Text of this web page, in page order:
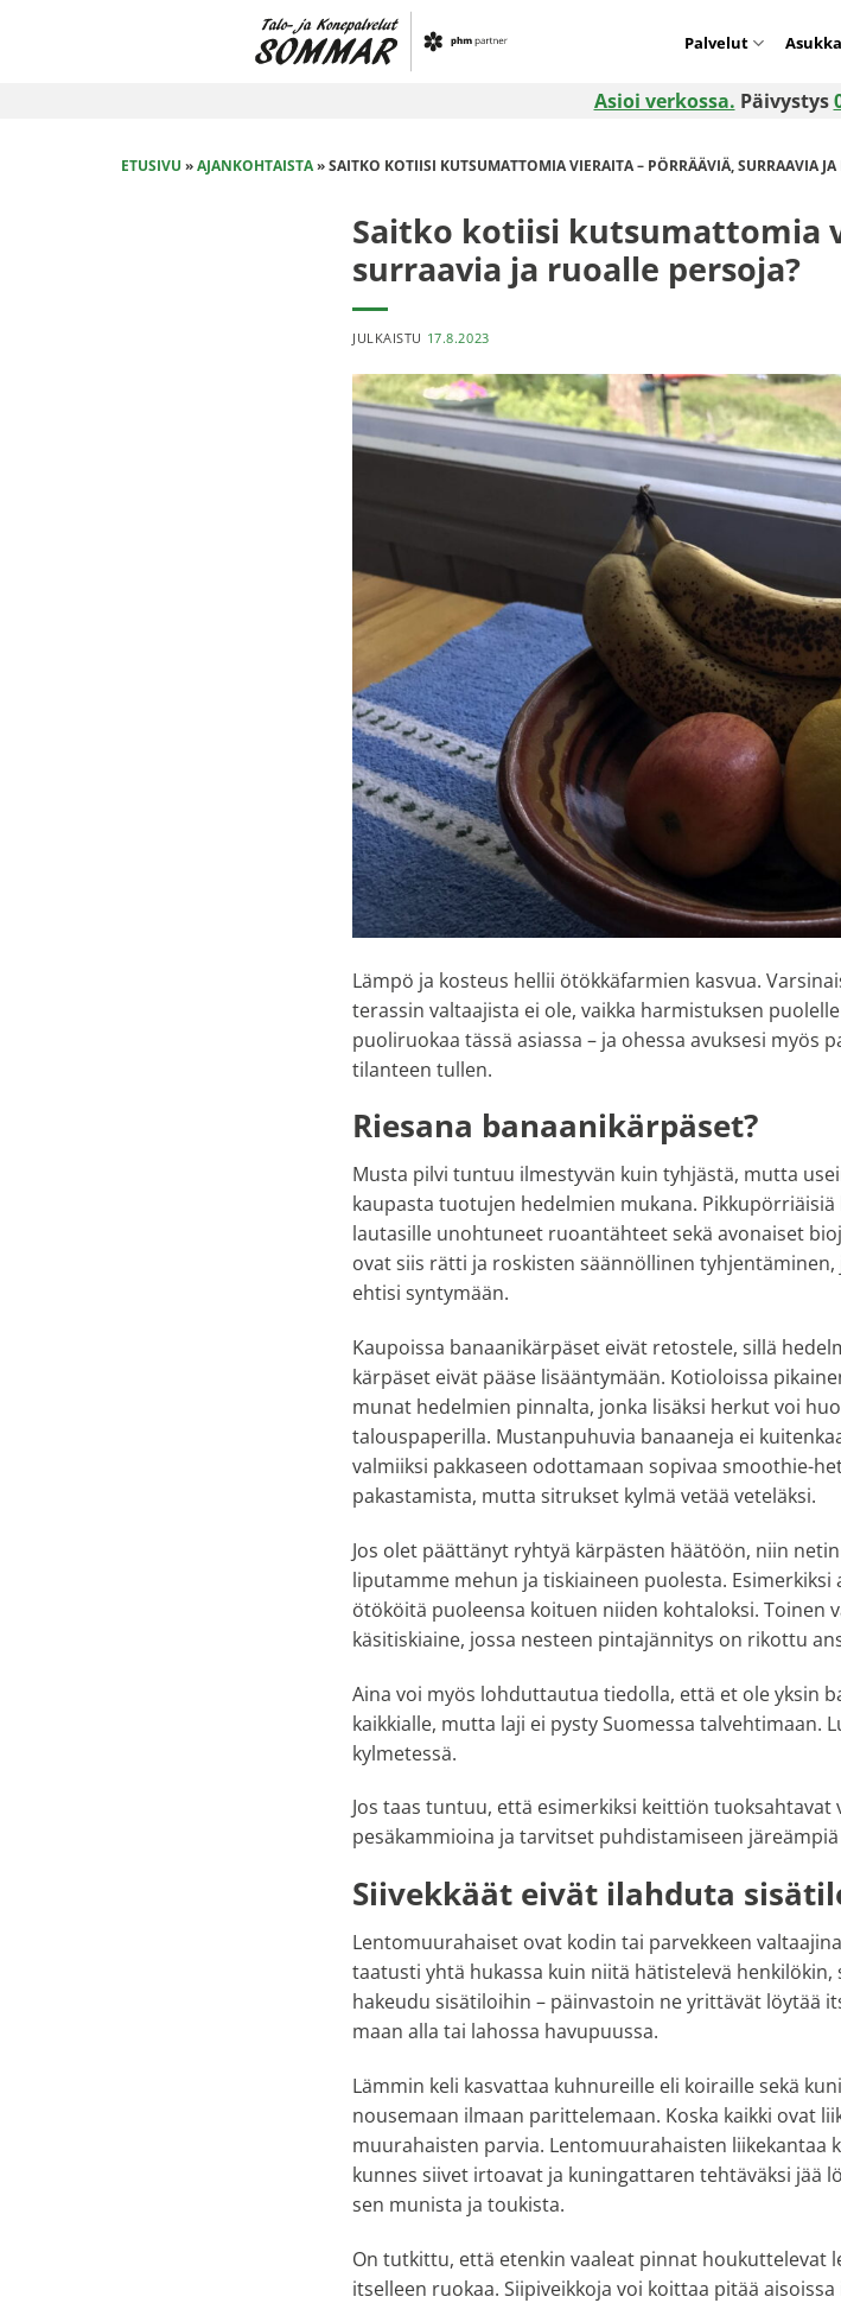
Palvelut
Asioi verkossa. Päivystys
ETUSIVU »AJANKOHTAISTA»SAITKO KOTIISI KUTSUMATTOMIA VIERAITA – PÖRRÄÄVIÄ, SURRAAVIA JA
Saitko kotiisi kutsumattomia
surraavia ja ruoalle persoja?
JULKAISTU 17.8.2023
Lämpö ja kosteus hellii ötökkäfarmien kasvua.
terassin valtaajista ei ole, vaikka harmistuksen
puoliruokaa tässä asiassa – ja ohessa avuksesi myös
tilanteen tullen.
Riesana banaanikärpäset?
Musta pilvi tuntuu ilmestyvän kuin tyhjästä, mutta
kaupasta tuotujen hedelmien mukana.
lautasille unohtuneet ruoantähteet sekä avonaiset
ovat siis rätti ja roskisten säännöllinen
ehtisi syntymään.
Kaupoissa banaanikärpäset eivät retostele, sillä
kärpäset eivät pääse lisääntymään. Kotioloissa
munat hedelmien pinnalta, jonka lisäksi herkut voi
talouspaperilla. Mustanpuhuvia banaaneja ei
valmiiksi pakkaseen odottamaan sopivaa smoothie-
pakastamista, mutta sitrukset kylmä vetää veteläksi.
Jos olet päättänyt ryhtyä kärpästen häätöön, niin
liputamme mehun ja tiskiaineen puolesta.
ötököitä puoleensa koituen niiden kohtaloksi. Toinen
käsitiskiaine, jossa nesteen pintajännitys on rikottu
Aina voi myös lohduttautua tiedolla, että et ole yksin
kaikkialle, mutta laji ei pysty Suomessa talvehtimaan.
kylmetessä.
Jos taas tuntuu, että esimerkiksi keittiön
pesäkammioina ja tarvitset puhdistamiseen
Siivekkäät eivät ilahduta
Lentomuurahaiset ovat kodin tai parvekkeen
taatusti yhtä hukassa kuin niitä hätistelevä
hakeudu sisätiloihin – päinvastoin ne yrittävät löytää
maan alla tai lahossa havupuussa.
Lämmin keli kasvattaa kuhnureille eli koiraille sekä
nousemaan ilmaan parittelemaan. Koska kaikki ovat
muurahaisten parvia. Lentomuurahaisten liikekantaa
kunnes siivet irtoavat ja kuningattaren tehtäväksi jää
sen munista ja toukista.
On tutkittu, että etenkin vaaleat pinnat houkuttelevat
itselleen ruokaa. Siipiveikkoja voi koittaa pitää